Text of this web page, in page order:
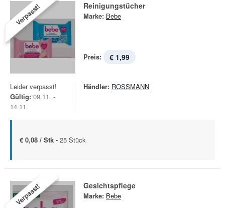
Verpasst! Reinigungstücher
Marke: Bebe
Preis: € 1,99
Leider verpasst!
Gültig: 09.11. -
14.11.
Händler: ROSSMANN
€ 0,08 / Stk - 25 Stück
Verpasst! Gesichtspflege
Marke: Bebe